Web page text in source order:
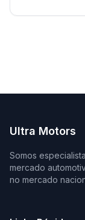
Ultra Motors
Somos
mercado
no mercado